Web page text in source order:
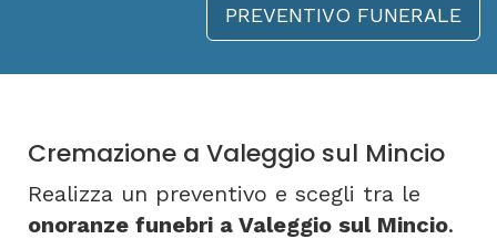
PREVENTIVO FUNERALE
Cremazione a Valeggio sul Mincio
Realizza un preventivo e scegli tra le
onoranze funebri a Valeggio sul Mincio.